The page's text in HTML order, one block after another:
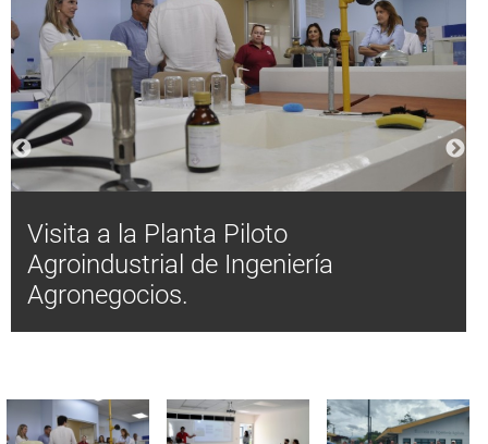
Visita a la Planta Piloto
Agroindustrial de Ingeniería
Agronegocios.